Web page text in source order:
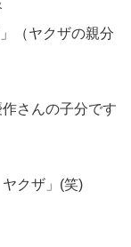
（ヤクザの親分
さんの子分です
クザ」(笑)